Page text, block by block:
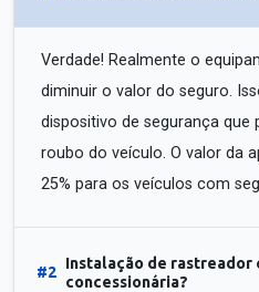
Verdade! Realmente o
diminuir o valor do seguro.
dispositivo de segurança
roubo do veículo. O valor da
25% para os veículos com
#2
Instalação de rastreador
concessionária?